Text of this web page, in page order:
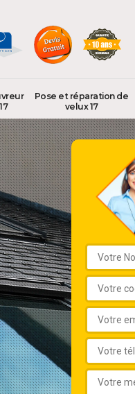
17
Pose et réparation de
velux 17